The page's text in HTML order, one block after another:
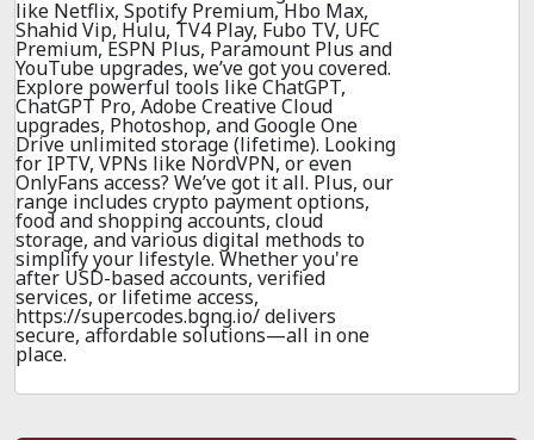
like Netflix, Spotify Premium, Hbo Max,
Shahid Vip, Hulu, TV4 Play, Fubo TV, UFC
Premium, ESPN Plus, Paramount Plus and
YouTube upgrades, we’ve got you covered.
Explore powerful tools like ChatGPT,
ChatGPT Pro, Adobe Creative Cloud
upgrades, Photoshop, and Google One
Drive unlimited storage (lifetime). Looking
for IPTV, VPNs like NordVPN, or even
OnlyFans access? We’ve got it all. Plus, our
range includes crypto payment options,
food and shopping accounts, cloud
storage, and various digital methods to
simplify your lifestyle. Whether you're
after USD-based accounts, verified
services, or lifetime access,
https://supercodes.bgng.io/ delivers
secure, affordable solutions—all in one
place.